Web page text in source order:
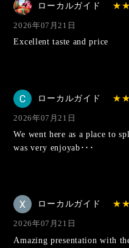
ローカルガイド
2026年07月21日
Excellent taste and price
ローカルガイド
2026年07月21日
We went here as a place to
was very enjoyab･･･
ローカルガイド
2026年07月21日
Amazing presentation with